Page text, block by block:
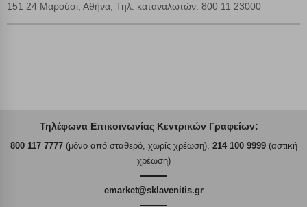
151 24 Μαρούσι, Αθήνα, Τηλ. καταναλωτών: 800 11 23000
Τηλέφωνα Επικοινωνίας Κεντρικών Γραφείων:
800 117 7777(μόνο από σταθερό, χωρίς χρέωση), 214 100 9999(αστική
χρέωση)
emarket@sklavenitis.gr